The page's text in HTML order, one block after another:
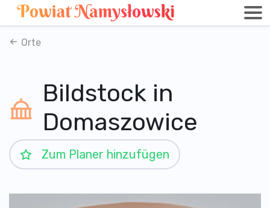
Orte
Bildstock in
Domaszowice
Zum Planer hinzufügen